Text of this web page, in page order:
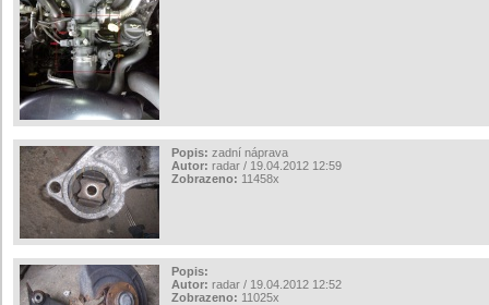
Popis: zadní náprava
Autor: radar / 19.04.2012 12:59
Zobrazeno: 11458x
Popis:
Autor: radar / 19.04.2012 12:52
Zobrazeno: 11025x